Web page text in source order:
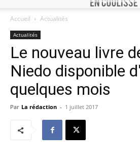
Accueil Actualités
Actualités
Le nouveau livre
Niedo disponible
quelques mois
Par La rédaction - 1 juillet 2017